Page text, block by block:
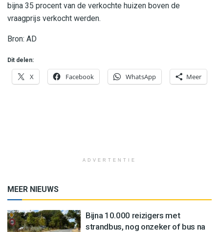
bijna 35 procent van de verkochte huizen boven de
vraagprijs verkocht werden.
Bron: AD
Dit delen:
X Facebook WhatsApp Meer
ADVERTENTIE
MEER NIEUWS
Bijna 10.000 reizigers met
strandbus, nog onzeker of bus na